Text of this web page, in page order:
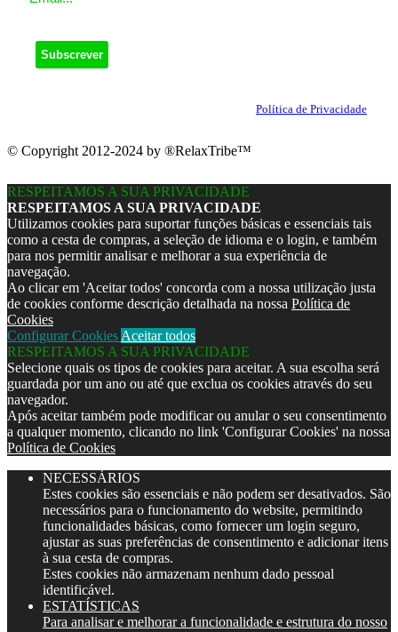
Política de Privacidade
© Copyright 2012-2024 by ®RelaxTribe™
RESPEITAMOS A SUA PRIVACIDADE
RESPEITAMOS A SUA PRIVACIDADE
Utilizamos cookies para suportar funções básicas e essenciais tais
como a cesta de compras, a seleção de idioma e o login, e também
para nos permitir analisar e melhorar a sua experiência de
navegação.
Ao clicar em 'Aceitar todos' concorda com a nossa utilização justa
de cookies conforme descrição detalhada na nossa Política de
Cookies
Configurar Cookies Aceitar todos
RESPEITAMOS A SUA PRIVACIDADE
Selecione quais os tipos de cookies para aceitar. A sua escolha será
guardada por um ano ou até que exclua os cookies através do seu
navegador.
Após aceitar também pode modificar ou anular o seu consentimento
a qualquer momento, clicando no link 'Configurar Cookies' na nossa
Política de Cookies
NECESSÁRIOS
Estes cookies são essenciais e não podem ser desativados. São
necessários para o funcionamento do website, permitindo
funcionalidades básicas, como fornecer um login seguro,
ajustar as suas preferências de consentimento e adicionar itens
à sua cesta de compras.
Estes cookies não armazenam nenhum dado pessoal
identificável.
ESTATÍSTICAS
Para analisar e melhorar a funcionalidade e estrutura do nosso